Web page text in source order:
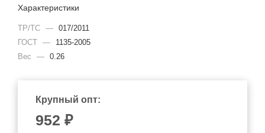
Характеристики
ТР/ТС — 017/2011
ГОСТ —
1135-2005
Вес
— 0.26
Крупный опт:
952 ₽